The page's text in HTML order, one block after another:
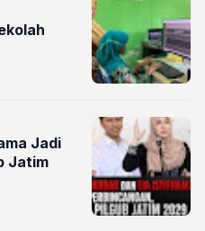
Jadi
Jatim